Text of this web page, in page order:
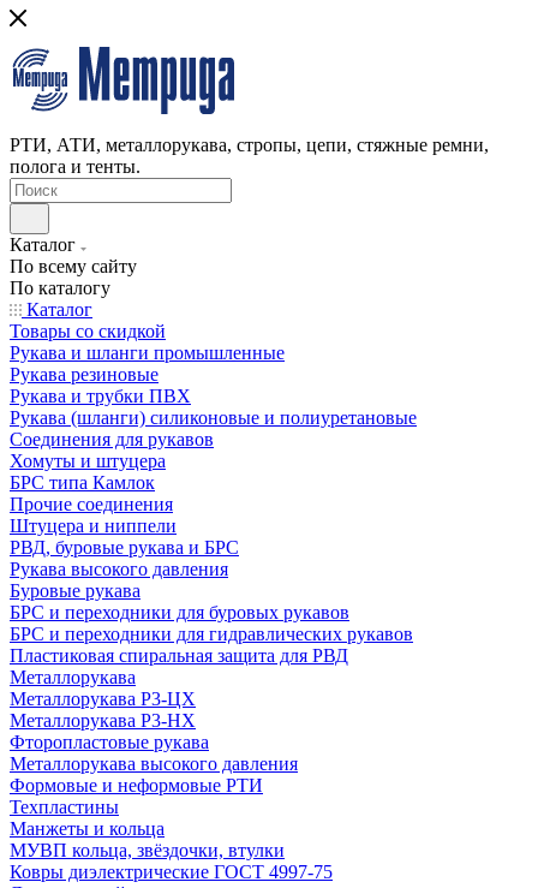
РТИ, АТИ, металлорукава, стропы, цепи, стяжные ремни,
полога и тенты.
Каталог
По всему сайту
По каталогу
Каталог
Товары со скидкой
Рукава и шланги промышленные
Рукава резиновые
Рукава и трубки ПВХ
Рукава (шланги) силиконовые и полиуретановые
Соединения для рукавов
Хомуты и штуцера
БРС типа Камлок
Прочие соединения
Штуцера и ниппели
РВД, буровые рукава и БРС
Рукава высокого давления
Буровые рукава
БРС и переходники для буровых рукавов
БРС и переходники для гидравлических рукавов
Пластиковая спиральная защита для РВД
Металлорукава
Металлорукава Р3-ЦХ
Металлорукава Р3-НХ
Фторопластовые рукава
Металлорукава высокого давления
Формовые и неформовые РТИ
Техпластины
Манжеты и кольца
МУВП кольца, звёздочки, втулки
Ковры диэлектрические ГОСТ 4997-75